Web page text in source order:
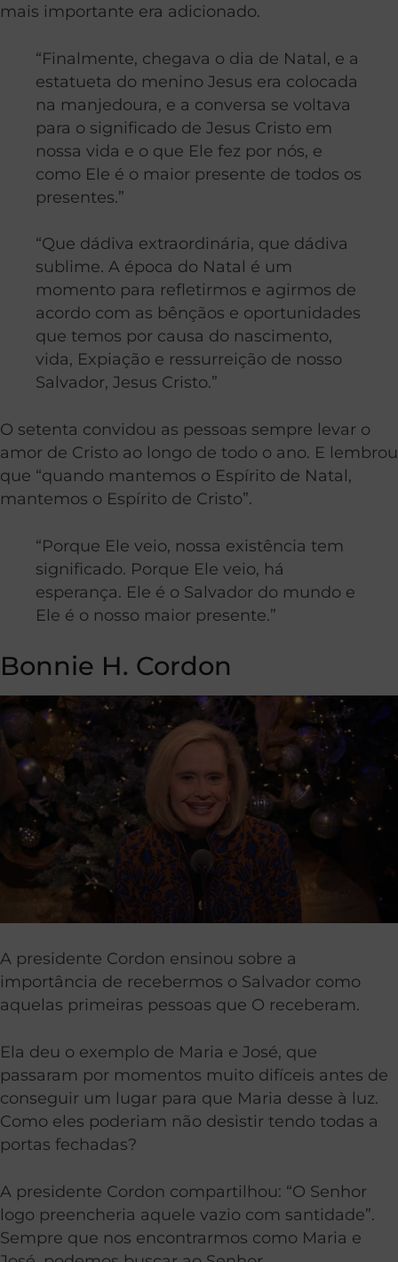
mais importante era adicionado.
“Finalmente, chegava o dia de Natal, e a
estatueta do menino Jesus era colocada
na manjedoura, e a conversa se voltava
para o significado de Jesus Cristo em
nossa vida e o que Ele fez por nós, e
como Ele é o maior presente de todos os
presentes.”
“Que dádiva extraordinária, que dádiva
sublime. A época do Natal é um
momento para refletirmos e agirmos de
acordo com as bênçãos e oportunidades
que temos por causa do nascimento,
vida, Expiação e ressurreição de nosso
Salvador, Jesus Cristo.”
O setenta convidou as pessoas sempre levar o
amor de Cristo ao longo de todo o ano. E lembrou
que “quando mantemos o Espírito de Natal,
mantemos o Espírito de Cristo”.
“Porque Ele veio, nossa existência tem
significado. Porque Ele veio, há
esperança. Ele é o Salvador do mundo e
Ele é o nosso maior presente.”
Bonnie H. Cordon
A presidente Cordon ensinou sobre a
importância de recebermos o Salvador como
aquelas primeiras pessoas que O receberam.
Ela deu o exemplo de Maria e José, que
passaram por momentos muito difíceis antes de
conseguir um lugar para que Maria desse à luz.
Como eles poderiam não desistir tendo todas a
portas fechadas?
A presidente Cordon compartilhou: “O Senhor
logo preencheria aquele vazio com santidade”.
Sempre que nos encontrarmos como Maria e